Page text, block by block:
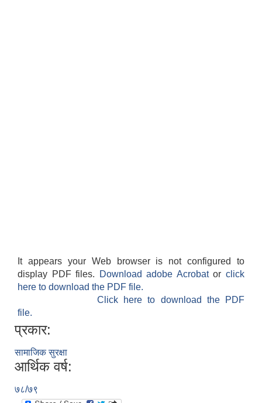
It appears your Web browser is not configured to
display PDF files.
Download adobe Acrobatorclick
here to download the PDF file.
Click here to download the PDF
file.
प्रकार:
सामाजिक सुरक्षा
आर्थिक वर्ष:
७८/७९